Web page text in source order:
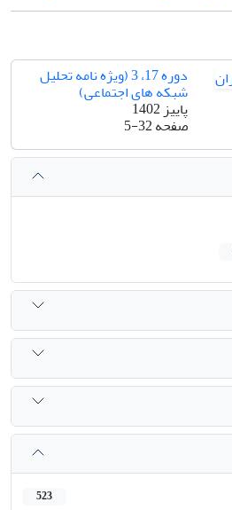
دوره 17، 3 (ویژه نامه تحلیل
شبکه های اجتماعی)
پاییز 1402
صفحه5-32
523